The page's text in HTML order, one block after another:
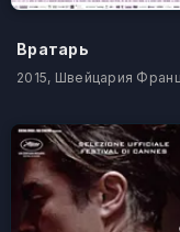
Вратарь